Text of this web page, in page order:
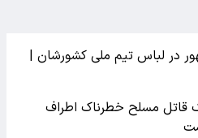
در لباس تیم ملی کشورشان |
قاتل مسلح خطرناک اطراف